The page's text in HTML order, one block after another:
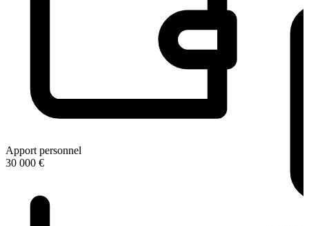
Apport personnel
30 000 €